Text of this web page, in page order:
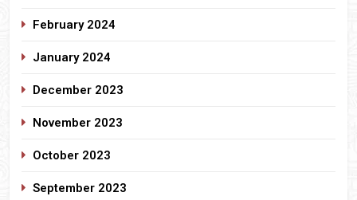
February 2024
January 2024
December 2023
November 2023
October 2023
September 2023